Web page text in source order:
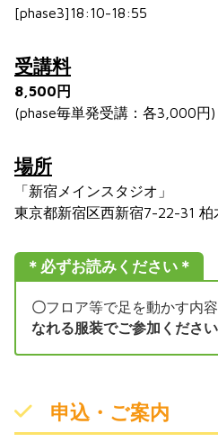
[phase3]18:10-18:55
受講料
8,500円
(phase毎単発受講：各3,000円)
場所
「新宿メインスタジオ」
東京都新宿区西新宿7-22-31 柏
＊必ずお読みください＊
〇フロア等で足を動かす内
なれる服装でご参加ください
申込・ご案内